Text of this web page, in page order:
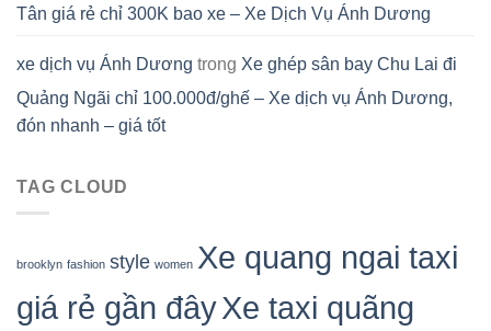
Tân giá rẻ chỉ 300K bao xe – Xe Dịch Vụ Ánh Dương
xe dịch vụ Ánh Dương trong Xe ghép sân bay Chu Lai đi
Quảng Ngãi chỉ 100.000đ/ghế – Xe dịch vụ Ánh Dương,
đón nhanh – giá tốt
TAG CLOUD
brooklyn fashion style women Xe quang ngai taxi
giá rẻ gần đâyXe taxi quãng